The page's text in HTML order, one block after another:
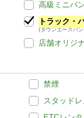
高級ミニバ
トラック・
(タウンエースバ
店舗オリジ
禁煙
スタッドレ